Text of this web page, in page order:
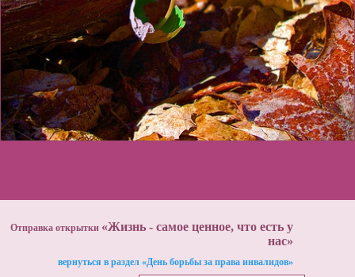
Отправка открытки «Жизнь - самое ценное, что есть у
нас»
вернуться в раздел «День борьбы за права инвалидов»